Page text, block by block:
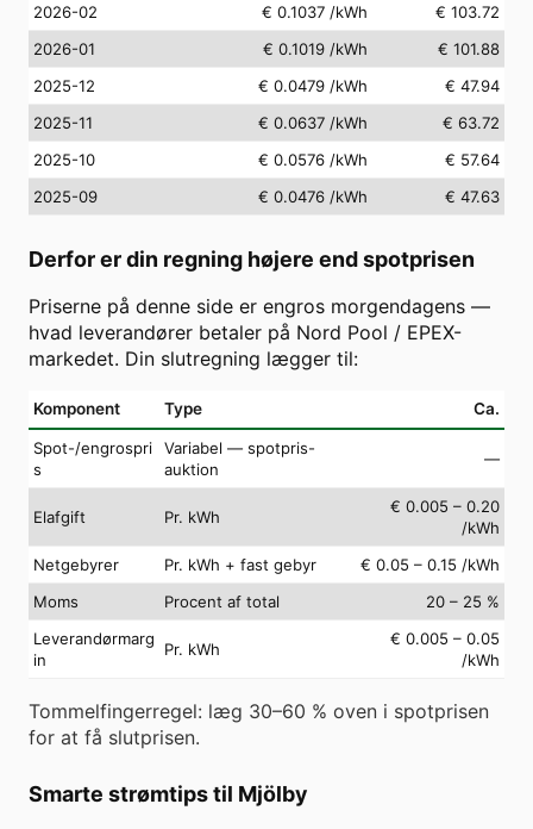
2026-02
€ 0.1037 /kWh
€ 103.72
2026-01
€ 0.1019 /kWh
€ 101.88
2025-12
€ 0.0479 /kWh
€ 47.94
2025-11
€ 0.0637 /kWh
€ 63.72
2025-10
€ 0.0576 /kWh
€ 57.64
2025-09
€ 0.0476 /kWh € 47.63
Derfor er din regning højere end spotprisen
Priserne på denne side er engros morgendagens —
hvad leverandører betaler på Nord Pool / EPEX-
markedet. Din slutregning lægger til:
Komponent Type Ca.
Spot-/engrospri
s
Variabel — spotpris-
auktion
—
Elafgift Pr. kWh
€ 0.005 – 0.20
/kWh
Netgebyrer
Pr. kWh + fast gebyr
€ 0.05 – 0.15 /kWh
Moms
Procent af total
20 – 25 %
Leverandørmarg
in
Pr. kWh
€ 0.005 – 0.05
/kWh
Tommelfingerregel: læg 30–60 % oven i spotprisen
for at få slutprisen.
Smarte strømtips til Mjölby